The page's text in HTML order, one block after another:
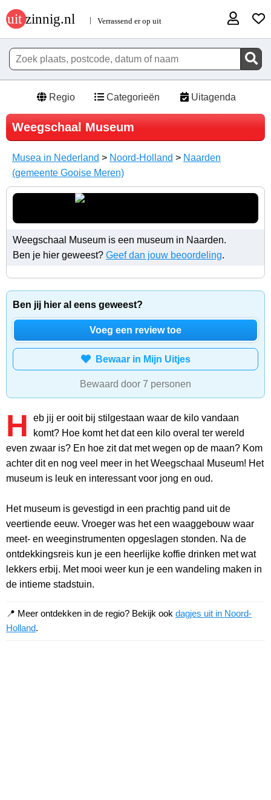
Regio Categorieën Uitagenda
Weegschaal Museum
Musea in Nederland > Noord-Holland > Naarden
(gemeente Gooise Meren)
Weegschaal Museum is een museum in Naarden.
Ben je hier geweest? Geef dan jouw beoordeling.
Ben jij hier al eens geweest?
Voeg een review toe
Bewaar in Mijn Uitjes
Bewaard door 7 personen
H
eb jij er ooit bij stilgestaan waar de kilo vandaan
komt? Hoe komt het dat een kilo overal ter wereld
even zwaar is? En hoe zit dat met wegen op de maan? Kom
achter dit en nog veel meer in het Weegschaal Museum! Het
museum is leuk en interessant voor jong en oud.
Het museum is gevestigd in een prachtig pand uit de
veertiende eeuw. Vroeger was het een waaggebouw waar
meet- en weeginstrumenten opgeslagen stonden. Na de
ontdekkingsreis kun je een heerlijke koffie drinken met wat
lekkers erbij. Met mooi weer kun je een wandeling maken in
de intieme stadstuin.
📍 Meer ontdekken in de regio? Bekijk ook dagjes uit in Noord-
Holland.